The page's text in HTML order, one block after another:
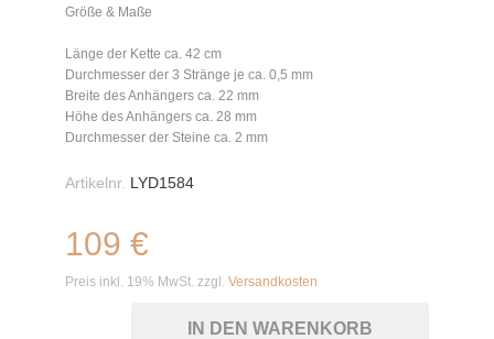
Größe & Maße
Länge der Kette ca. 42 cm
Durchmesser der 3 Stränge je ca. 0,5 mm
Breite des Anhängers ca. 22 mm
Höhe des Anhängers ca. 28 mm
Durchmesser der Steine ca. 2 mm
Artikelnr. LYD1584
109 €
Preis inkl. 19% MwSt. zzgl. Versandkosten
IN DEN WARENKORB